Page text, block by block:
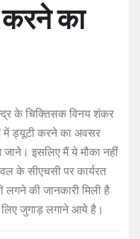
का
के चिक्तिसक विनय शंकर
में ड्यूटी करने का अवसर
जाने। इसलिए मैं ये मौका नहीं
के सीएचसी पर कार्यरत
लगने की जानकारी मिली है
जुगाड़ लगाने आये है।